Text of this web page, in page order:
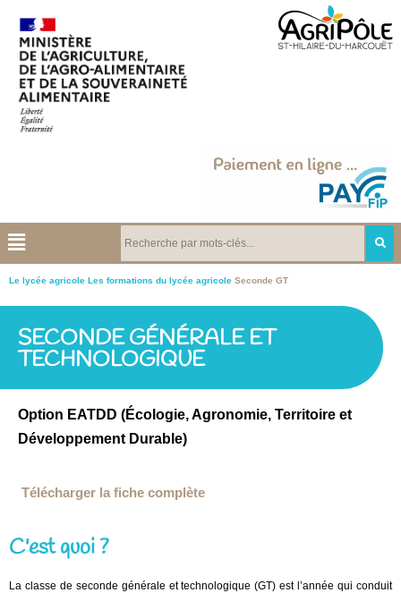
Le lycée agricole Les formations du lycée agricole Seconde GT
SECONDE GÉNÉRALE ET
TECHNOLOGIQUE
Option EATDD (Écologie, Agronomie, Territoire et
Développement Durable)
Télécharger la fiche complète
C'est quoi ?
La classe de seconde générale et technologique (GT) est l’année qui conduit